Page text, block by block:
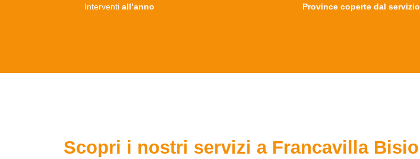
Interventi all’anno Province coperte dal servizio
Scopri i nostri servizi a Francavilla Bisio